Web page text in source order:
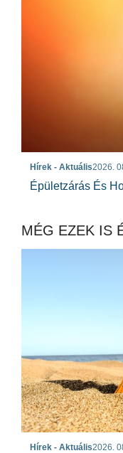
Hírek - Aktuális2026.
Épületzárás És
MÉG EZEK IS
Hírek - Aktuális2026.